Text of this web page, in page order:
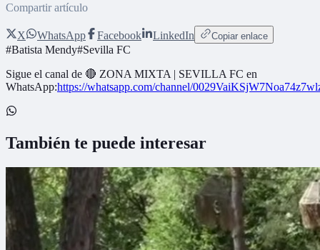
Compartir artículo
X WhatsApp Facebook LinkedIn Copiar enlace
#Batista Mendy#Sevilla FC
Sigue el canal de 🔴 ZONA MIXTA | SEVILLA FC en
WhatsApp:https://whatsapp.com/channel/
También te puede interesar